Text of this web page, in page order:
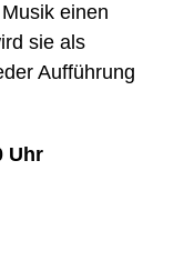
einen
sie als
Aufführung
Uhr